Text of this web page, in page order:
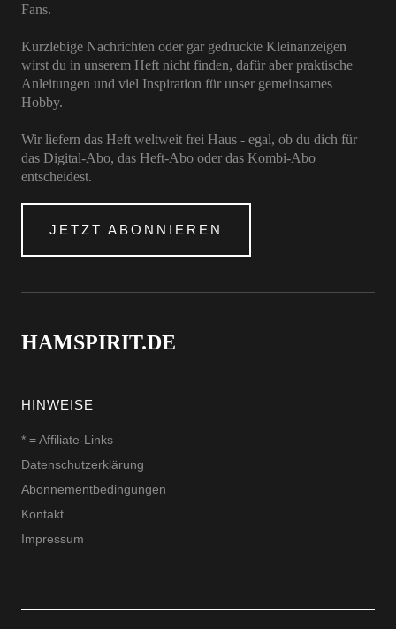
Fans.
Kurzlebige Nachrichten oder gar gedruckte Kleinanzeigen
wirst du in unserem Heft nicht finden, dafür aber praktische
Anleitungen und viel Inspiration für unser gemeinsames
Hobby.
Wir liefern das Heft weltweit frei Haus - egal, ob du dich für
das Digital-Abo, das Heft-Abo oder das Kombi-Abo
entscheidest.
JETZT ABONNIEREN
HAMSPIRIT.DE
HINWEISE
* = Affiliate-Links
Datenschutzerklärung
Abonnementbedingungen
Kontakt
Impressum